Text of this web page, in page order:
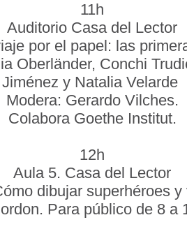
11h
Auditorio Casa del Lector
por el papel: las
Oberländer, Conchi
Jiménez y Natalia Velarde
Modera: Gerardo Vilches.
Colabora Goethe Institut.
12h
Aula 5. Casa del Lector
dibujar superhéroes y
Para público de 8 a